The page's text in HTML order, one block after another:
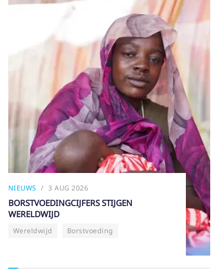
NIEUWS 3 AUG 2026
BORSTVOEDINGCIJFERS STIJGEN
WERELDWIJD
Wereldwijd Borstvoeding